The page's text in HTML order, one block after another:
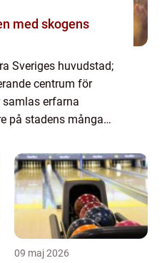
Sveriges huvudstad;
centrum för
erfarna
på stadens många
09 maj 2026